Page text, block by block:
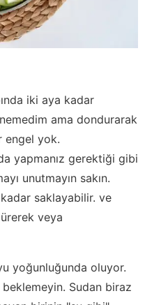
iki aya kadar
ama dondurarak
engel yok.
yapmanız gerektiği gibi
unutmayın sakın.
saklayabilir. ve
veya
yoğunluğunda oluyor.
Sudan biraz